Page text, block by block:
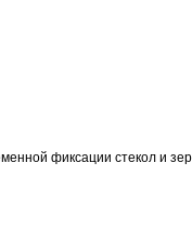
фиксации стекол и